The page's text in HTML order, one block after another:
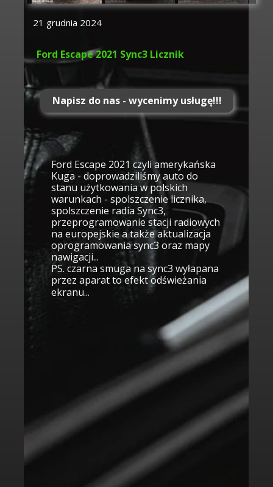
21 grudnia 2024
Ford Escape 2021 czyli amerykańska
Kuga - doprowadziliśmy auto do
stanu użytkowania w polskich
warunkach - spolszczenie licznika,
spolszczenie radia Sync3,
przeprogramowanie stacji radiowych
na europejskie a także aktualizacja
oprogramowania sync3 oraz mapy
nawigacji...
PS. czarna smuga na sync3 wyłapana
przez aparat to efekt odświeżania
ekranu...
Napisz do nas - wycenimy usługę!!!
Ford Escape 2021 Sync3 Licznik